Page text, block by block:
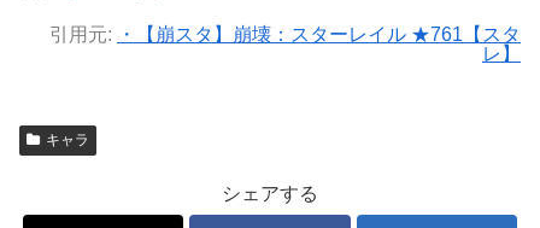
引用元:
・【崩スタ】崩壊：スターレイル ★761【スタ
レ】
キャラ
シェアする